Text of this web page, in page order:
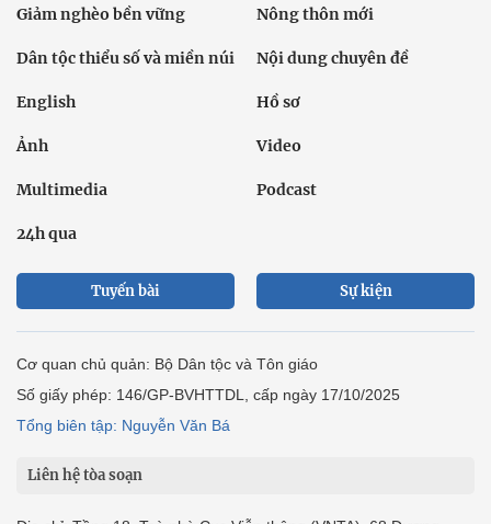
Giảm nghèo bền vững Nông thôn mới
Dân tộc thiểu số và miền núi Nội dung chuyên đề
English Hồ sơ
Ảnh Video
Multimedia Podcast
24h qua
Tuyến bài Sự kiện
Cơ quan chủ quản: Bộ Dân tộc và Tôn giáo
Số giấy phép: 146/GP-BVHTTDL, cấp ngày 17/10/2025
Tổng biên tập: Nguyễn Văn Bá
Liên hệ tòa soạn